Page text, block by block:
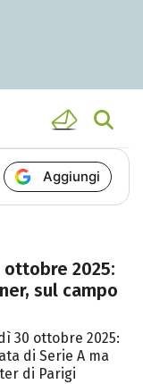
Aggiungi
ottobre 2025:
sul campo
30 ottobre 2025:
di Serie A ma
di Parigi